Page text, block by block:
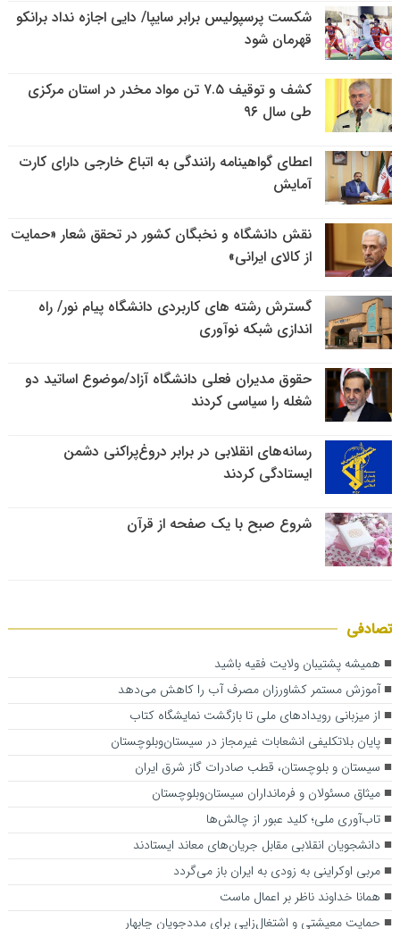
شکست پرسپولیس برابر سایپا/ دایی اجازه نداد برانکو
قهرمان شود
کشف و توقیف ۷.۵ تن مواد مخدر در استان مرکزی
طی سال ۹۶
اعطای گواهینامه رانندگی به اتباع خارجی دارای کارت
آمایش
نقش دانشگاه و نخبگان کشور در تحقق شعار «حمایت
از کالای ایرانی»
گسترش رشته های کاربردی دانشگاه پیام نور/ راه
اندازی شبکه نوآوری
حقوق مدیران فعلی دانشگاه آزاد/موضوع اساتید دو
شغله را سیاسی کردند
رسانه‌های انقلابی در برابر دروغ‌پراکنی دشمن
ایستادگی کردند
شروع صبح با یک صفحه از قرآن
تصادفی
همیشه پشتیبان ولایت فقیه باشید
آموزش مستمر کشاورزان مصرف آب را کاهش می‌دهد
از میزبانی رویدادهای ملی تا بازگشت نمایشگاه کتاب
پایان بلاتکلیفی انشعابات غیرمجاز در سیستان‌وبلوچستان
سیستان و بلوچستان، قطب صادرات گاز شرق ایران
میثاق مسئولان و فرمانداران سیستان‌وبلوچستان
تاب‌آوری ملی؛ کلید عبور از چالش‌ها
دانشجویان انقلابی مقابل جریان‌های معاند ایستادند
مربی اوکراینی به زودی به ایران باز می‌گردد
همانا خداوند ناظر بر اعمال ماست
حمایت معیشتی و اشتغال‌زایی برای مددجویان چابهار